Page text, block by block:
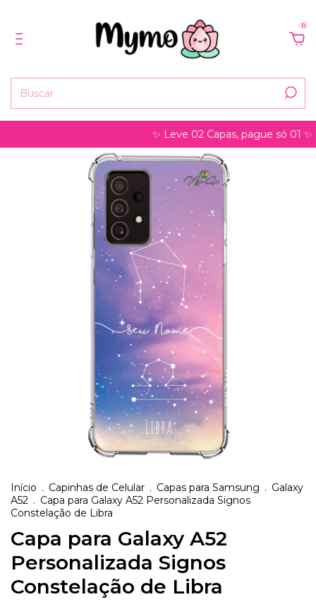
0
✨ Leve 02 Capas, pague só 01 ✨
Início . Capinhas de Celular . Capas para Samsung . Galaxy
A52 . Capa para Galaxy A52 Personalizada Signos
Constelação de Libra
Capa para Galaxy A52
Personalizada Signos
Constelação de Libra